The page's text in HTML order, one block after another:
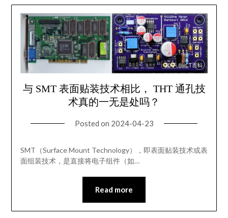
与 SMT 表面贴装技术相比， THT 通孔技
术真的一无是处吗？
Posted on 2024-04-23
SMT（Surface Mount Technology），即表面贴装技术或表
面组装技术，是直接将电子组件（如…
Read more